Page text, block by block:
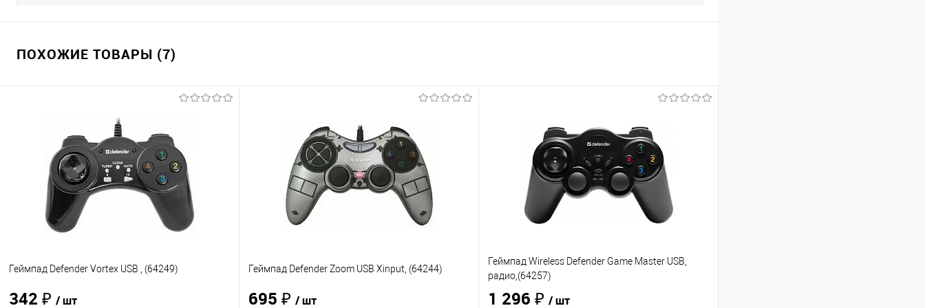
ПОХОЖИЕ ТОВАРЫ (7)
Геймпад Defender Vortex USB , (64249)
342 ₽ / шт
Геймпад Defender Zoom USB Xinput, (64244)
695 ₽ / шт
Геймпад Wireless Defender Game Master USB,
радио,(64257)
1 296 ₽ / шт